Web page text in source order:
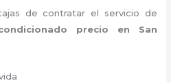
de contratar el servicio de
precio en San